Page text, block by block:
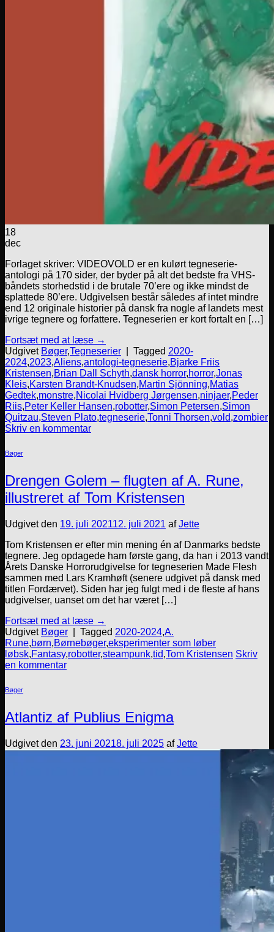
18
dec
Forlaget skriver: VIDEOVOLD er en kulørt tegneserie-
antologi på 170 sider, der byder på alt det bedste fra VHS-
båndets storhedstid i de brutale 70’ere og ikke mindst de
splattede 80’ere. Udgivelsen består således af intet mindre
end 12 originale historier på dansk fra nogle af landets mest
ivrige tegnere og forfattere. Tegneserien er kort fortalt en […]
Fortsæt med at læse →
Udgivet Bøger,Tegneserier Tagged 2020-
2024,2023,Aliens,antologi-tegneserie,Bjarke Friis
Kristensen,Brian Dall Schyth,dansk horror,horror,Jonas
Kleis,Karsten Brandt-Knudsen,Martin Sjönning,Matias
Gedtek,monstre,Nicolai Hvidberg Jørgensen,ninjaer,Peder
Riis,Peter Keller Hansen,robotter,Simon Petersen,Simon
Quitzau,Steven Plato,tegneserie,Tonni Thorsen,vold,zombier
Skriv en kommentar
Bøger
Drengen Golem – flugten af A. Rune,
illustreret af Tom Kristensen
Udgivet den 19. juli 202112. juli 2021 afJette
Tom Kristensen er efter min mening én af Danmarks bedste
tegnere. Jeg opdagede ham første gang, da han i 2013 vandt
Årets Danske Horrorudgivelse for tegneserien Made Flesh
sammen med Lars Kramhøft (senere udgivet på dansk med
titlen Fordærvet). Siden har jeg fulgt med i de fleste af hans
udgivelser, uanset om det har været […]
Fortsæt med at læse →
Udgivet Bøger Tagged 2020-2024,A.
Rune,børn,Børnebøger,eksperimenter som løber
løbsk,Fantasy,robotter,steampunk,tid,Tom Kristensen Skriv
en kommentar
Bøger
Atlantiz af Publius Enigma
Udgivet den 23. juni 20218. juli 2025 afJette